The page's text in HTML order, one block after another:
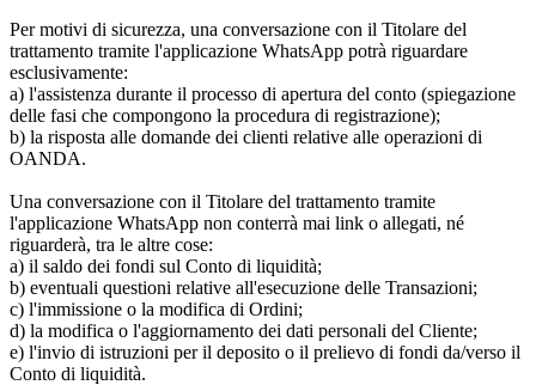
Per motivi di sicurezza, una conversazione con il Titolare del
trattamento tramite l'applicazione WhatsApp potrà riguardare
esclusivamente:
a) l'assistenza durante il processo di apertura del conto (spiegazione
delle fasi che compongono la procedura di registrazione);
b) la risposta alle domande dei clienti relative alle operazioni di
OANDA.
Una conversazione con il Titolare del trattamento tramite
l'applicazione WhatsApp non conterrà mai link o allegati, né
riguarderà, tra le altre cose:
a) il saldo dei fondi sul Conto di liquidità;
b) eventuali questioni relative all'esecuzione delle Transazioni;
c) l'immissione o la modifica di Ordini;
d) la modifica o l'aggiornamento dei dati personali del Cliente;
e) l'invio di istruzioni per il deposito o il prelievo di fondi da/verso il
Conto di liquidità.